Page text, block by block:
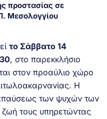
προστασίας σε
Μεσολογγίου
το Σάββατο 14
, στο παρεκκλήσιο
στον προαύλιο χώρο
Η
των ψυχών των
τους υπηρετώντας